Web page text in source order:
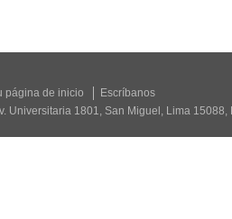
página de inicio
Escríbanos
Universitaria 1801, San Miguel, Lima 15088,